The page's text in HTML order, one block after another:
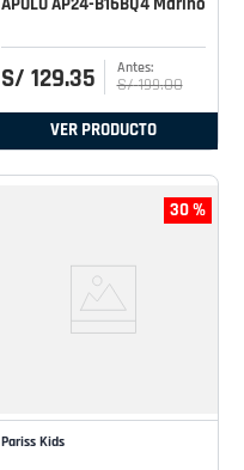
S/ 129.35 S/ 199.00
VER PRODUCTO
30 %
Pariss Kids